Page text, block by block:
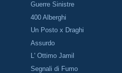
Guerre Sinistre
400 Alberghi
Un Posto x Draghi
Assurdo
L' Ottimo Jamil
Segnali di Fumo